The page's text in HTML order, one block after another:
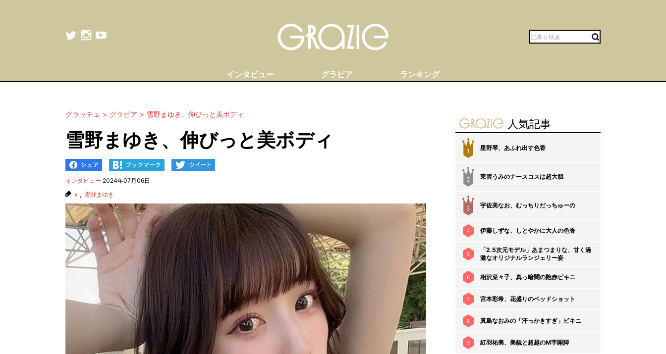
インタビュー グラビア ランキング
グラッチェ グラビア 雪野まゆき、伸びっと美ボディ
雪野まゆき、伸びっと美ボディ
インタビュー 2024年07月06日
x , 雪野まゆき
gravure-grazie
人気記事
1 星野琴、あふれ出す色香
東雲うみのナースコスは超大胆
宇佐美なお、むっちりだっちゅーの
4 伊藤しずな、しとやかに大人の色香
5
「2.5次元モデル」あまつまりな、甘く過
激なオリジナルランジェリー姿
6 相沢菜々子、真っ暗闇の艶赤ビキニ
7 宮本彩希、花盛りのベッドショット
8 真島なおみの「汗っかきすぎ」ビキニ
9 紅羽祐美、美貌と超越のM字開脚